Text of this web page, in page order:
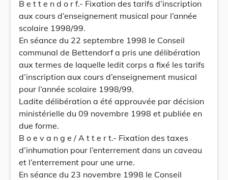
B e t t e n d o r f.- Fixation des tarifs d’inscription
aux cours d’enseignement musical pour l’année
scolaire 1998/99.
En séance du 22 septembre 1998 le Conseil
communal de Bettendorf a pris une délibération
aux termes de laquelle ledit corps a fixé les tarifs
d’inscription aux cours d’enseignement musical
pour l’année scolaire 1998/99.
Ladite délibération a été approuvée par décision
ministérielle du 09 novembre 1998 et publiée en
due forme.
B o e v a n g e / A t t e r t.- Fixation des taxes
d’inhumation pour l’enterrement dans un caveau
et l’enterrement pour une urne.
En séance du 23 novembre 1998 le Conseil